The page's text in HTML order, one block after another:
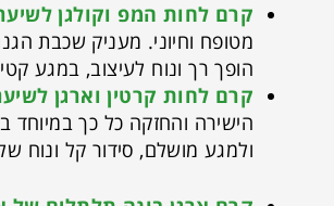
קרם לחות המפ וקולגן
מטופח וחיוני. מעניק שכבת
הופך רך ונוח לעיצוב, במגע
קרם לחות קרטין וארגן
הישירה והחזקה כל כך
ולמגע מושלם, סידור קל ונוח